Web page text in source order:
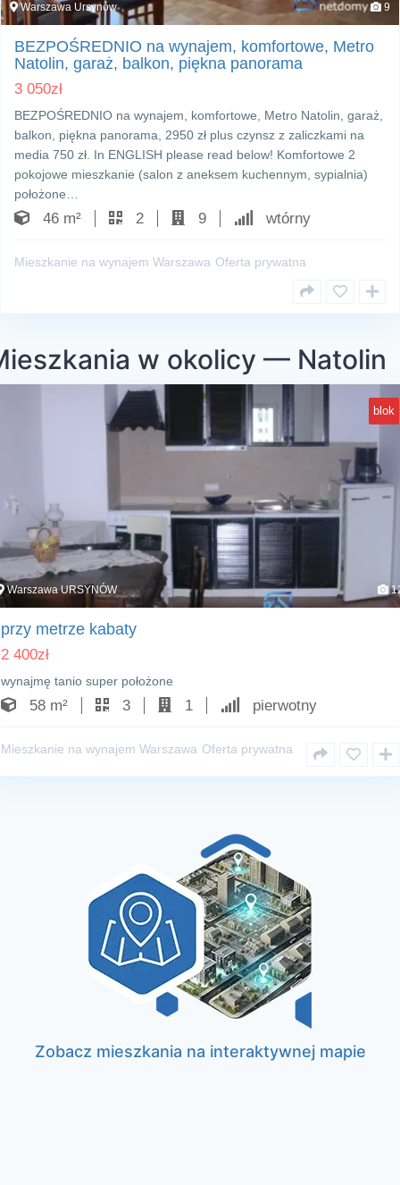
Warszawa Ursynów 9
BEZPOŚREDNIO na wynajem, komfortowe, Metro
Natolin, garaż, balkon, piękna panorama
3 050zł
BEZPOŚREDNIO na wynajem, komfortowe, Metro Natolin, garaż,
balkon, piękna panorama, 2950 zł plus czynsz z zaliczkami na
media 750 zł. In ENGLISH please read below! Komfortowe 2
pokojowe mieszkanie (salon z aneksem kuchennym, sypialnia)
położone…
46 m² 2 9 wtórny
Mieszkanie na wynajem Warszawa Oferta prywatna
w okolicy — Natolin
blok
Warszawa URSYNÓW
przy metrze kabaty
2 400zł
wynajmę tanio super położone
58 m² 3 1 pierwotny
Mieszkanie na wynajem Warszawa Oferta prywatna
Zobacz mieszkania na interaktywnej mapie